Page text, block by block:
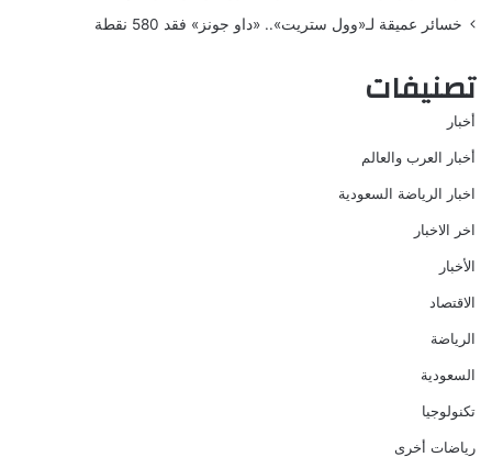
خسائر عميقة لـ«وول ستريت».. «داو جونز» فقد 580 نقطة
تصنيفات
أخبار
أخبار العرب والعالم
اخبار الرياضة السعودية
اخر الاخبار
الأخبار
الاقتصاد
الرياضة
السعودية
تكنولوجيا
رياضات أخرى